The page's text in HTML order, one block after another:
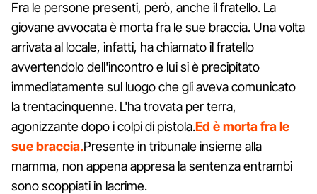
Fra le persone presenti, però, anche il fratello. La
giovane avvocata è morta fra le sue braccia. Una volta
arrivata al locale, infatti, ha chiamato il fratello
avvertendolo dell'incontro e lui si è precipitato
immediatamente sul luogo che gli aveva comunicato
la trentacinquenne. L'ha trovata per terra,
agonizzante dopo i colpi di pistola.Ed è morta fra le
sue braccia.Presente in tribunale insieme alla
mamma, non appena appresa la sentenza entrambi
sono scoppiati in lacrime.